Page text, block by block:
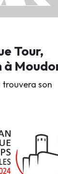
Tour,
à
son